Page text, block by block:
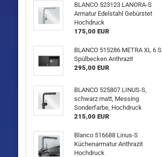
BLANCO 523123 LANORA-S
Armatur Edelstahl Gebürstet
Hochdruck
175,00 EUR
BLANCO 515286 METRA XL 6 S
Spülbecken Anthrazit
295,00 EUR
BLANCO 525807 LINUS-S,
schwarz matt, Messing
Sonderfarbe, Hochdruck
215,00 EUR
Blanco 516688 Linus-S
Küchenarmatur Anthrazit
Hochdruck